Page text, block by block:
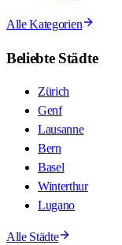
Alle Kategorien
Beliebte Städte
Zürich
Genf
Lausanne
Bern
Basel
Winterthur
Lugano
Alle Städte